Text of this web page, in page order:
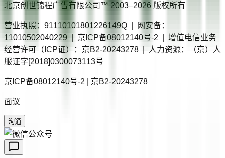
北京创世锦程广告有限公司™ 2003–2026 版权所有
营业执照：91110101801226149Q | 网安备：
11010502040229 | 京ICP备08012140号-2 | 增值电信业务
经营许可（ICP证）：京B2-20243278 | 人力资源：（京）人
服证字[2018]0300073113号
京ICP备08012140号-2 | 京B2-20243278
面议
沟通